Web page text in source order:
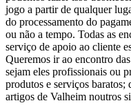
jogo a partir de qualquer
do processamento do
ou não a tempo. Todas as
serviço de apoio ao cliente
Queremos ir ao encontro
sejam eles profissionais ou
produtos e serviços baratos;
artigos de Valheim noutros